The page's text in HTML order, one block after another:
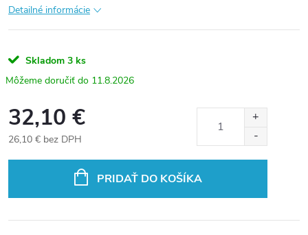
Detailné informácie
Skladom 3 ks
11.8.2026
32,10 €
26,10 € bez DPH
PRIDAŤ DO KOŠÍKA